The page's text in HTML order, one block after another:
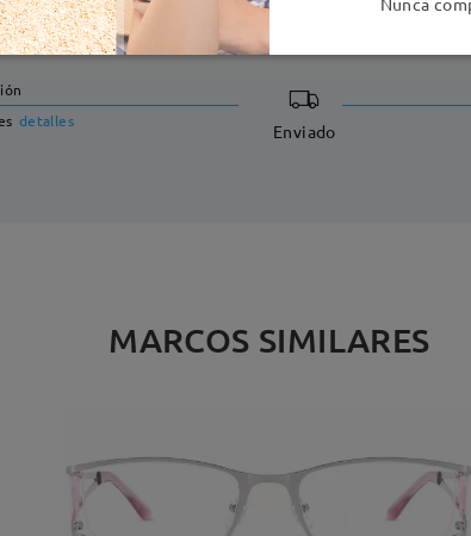
DELIVERY
detalles Enviado
MARCOS SIMILARES